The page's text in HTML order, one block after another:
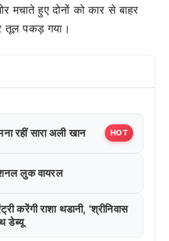
मचाते हुए दोनों को कार से बाहर
तूल पकड़ गया।
रहीं सारा अली खान HOT
लुक वायरल
करेंगी राशा थडानी, 'श्रीनिवास
डेब्यू